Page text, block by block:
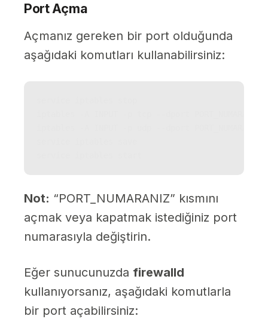
Port Açma
Açmanız gereken bir port olduğunda
aşağıdaki komutları kullanabilirsiniz:
Not: “PORT_NUMARANIZ” kısmını
açmak veya kapatmak istediğiniz port
numarasıyla değiştirin.
Eğer sunucunuzda firewalld
kullanıyorsanız, aşağıdaki komutlarla
bir port açabilirsiniz: